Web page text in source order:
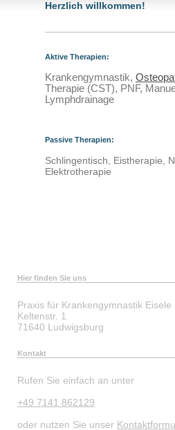
Herzlich willkommen!
Aktive Therapien:
Krankengymnastik,
Therapie (CST), PNF,
Lymphdrainage
Passive Therapien:
Schlingentisch, Eistherapie,
Elektrotherapie
Hier finden Sie uns
Praxis für Krankengymnastik Eisele
Keltenstr. 1
71640 Ludwigsburg
Kontakt
Rufen Sie einfach an unter
+49 7141 862129
oder nutzen Sie unser